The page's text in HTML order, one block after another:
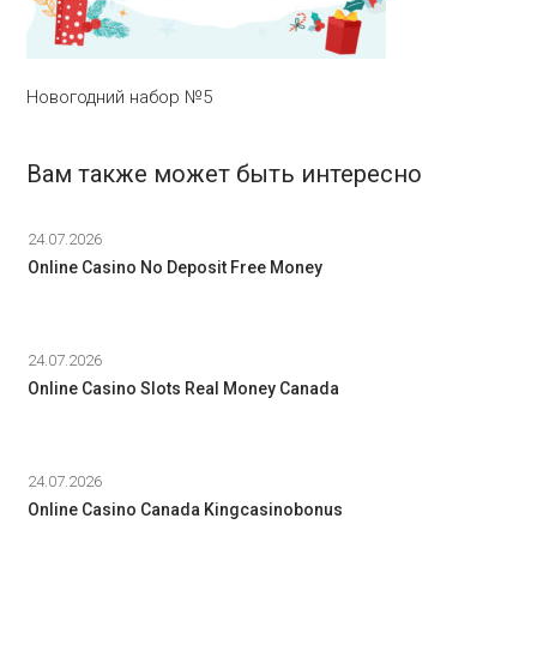
Новогодний набор №5
Вам также может быть интересно
24.07.2026
Online Casino No Deposit Free Money
24.07.2026
Online Casino Slots Real Money Canada
24.07.2026
Online Casino Canada Kingcasinobonus